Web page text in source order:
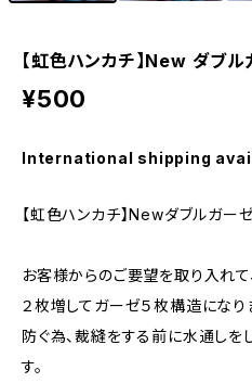
【虹色ハンカチ】New ダブル
¥500
International shipping
【虹色ハンカチ】Newダブルガー
お客様からのご要望を取り入れて
２枚増してガーゼ５枚構造にな
防ぐ為、裁縫をする前に水通しを
す。